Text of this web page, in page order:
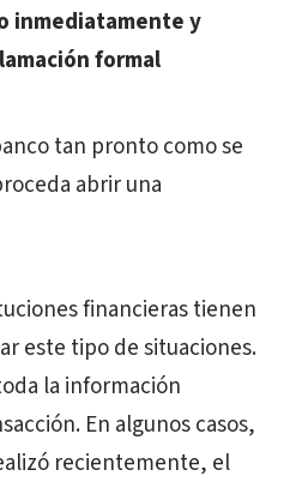
inmediatamente y
formal
tan pronto como se
abrir una
financieras tienen
este tipo de situaciones.
la información
En algunos casos,
recientemente, el